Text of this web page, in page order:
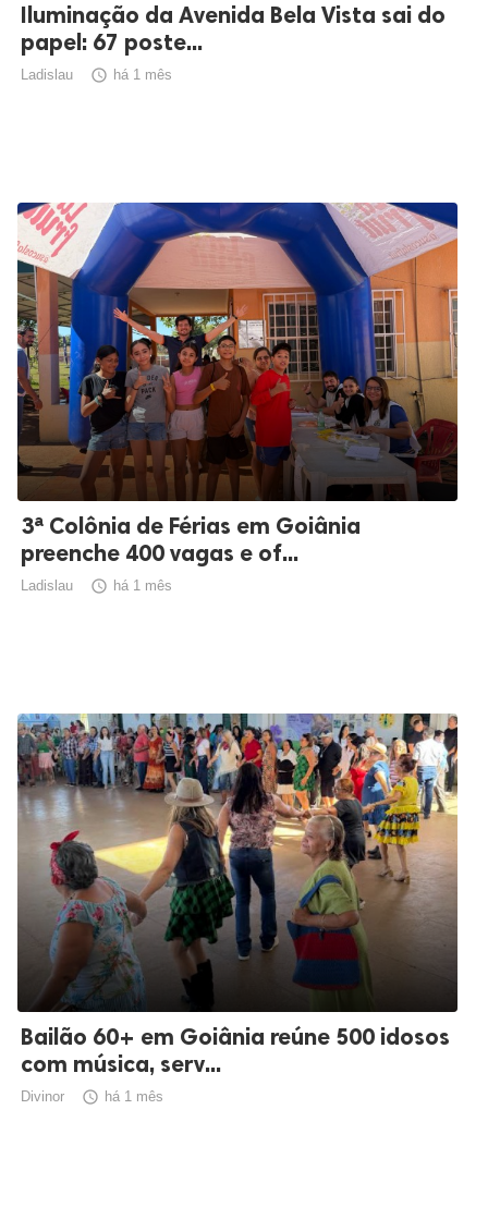
Iluminação da Avenida Bela Vista sai do
papel: 67 poste...
Ladislau  há 1 mês
3ª Colônia de Férias em Goiânia
preenche 400 vagas e of...
Ladislau  há 1 mês
Bailão 60+ em Goiânia reúne 500 idosos
com música, serv...
Divinor  há 1 mês